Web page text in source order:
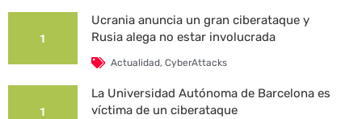
1
Ucrania anuncia un gran ciberataque y
Rusia alega no estar involucrada
Actualidad, CyberAttacks
1
La Universidad Autónoma de Barcelona es
víctima de un ciberataque